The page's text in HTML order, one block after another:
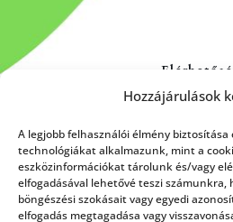
Hozzájárulások
A legjobb felhasználói élmény biztosítása
technológiákat alkalmazunk, mint a
eszközinformációkat tárolunk és/vagy
elfogadásával lehetővé teszi számunkra,
böngészési szokásait vagy egyedi
elfogadás megtagadása vagy
Kapcsolat
Rólunk